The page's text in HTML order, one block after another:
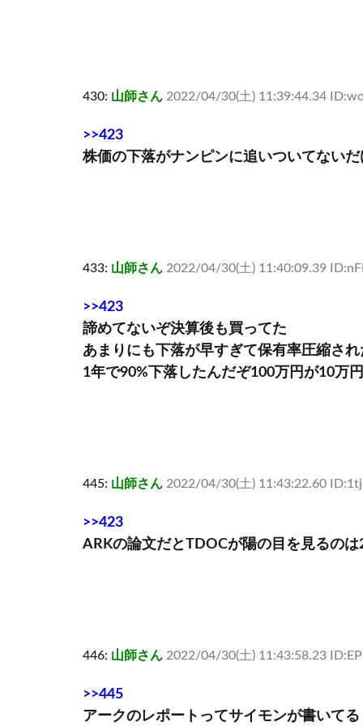
430: 山師さん 2022/04/30(土) 11:39:44.34
>>423
株価の下落がナンピンに追いついてないだ
433: 山師さん 2022/04/30(土) 11:40:09.39
>>423
諦めてないぞ決算後も買ってた
あまりにも下落が早すぎて保有率圧縮さ
1年で90%下落したんだぞ100万円が10万
445: 山師さん 2022/04/30(土) 11:43:22.60
>>423
ARKの論文だとTDOCが陽の目を見るの
446: 山師さん 2022/04/30(土) 11:43:58.23
>>445
アークのレポートってサイモンが書いてる